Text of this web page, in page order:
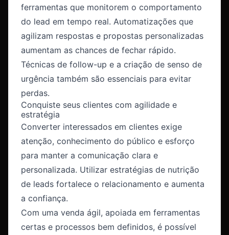
ferramentas que monitorem o comportamento
do lead em tempo real. Automatizações que
agilizam respostas e propostas personalizadas
aumentam as chances de fechar rápido.
Técnicas de follow-up e a criação de senso de
urgência também são essenciais para evitar
perdas.
Conquiste seus clientes com agilidade e
estratégia
Converter interessados em clientes exige
atenção, conhecimento do público e esforço
para manter a comunicação clara e
personalizada. Utilizar estratégias de nutrição
de leads fortalece o relacionamento e aumenta
a confiança.
Com uma venda ágil, apoiada em ferramentas
certas e processos bem definidos, é possível